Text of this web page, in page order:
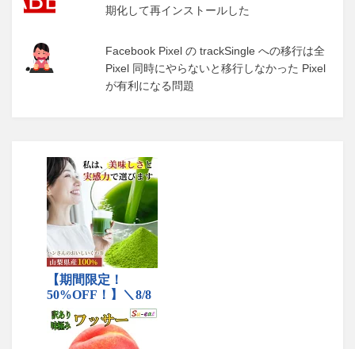
期化して再インストールした
Facebook Pixel の trackSingle への移行は全
Pixel 同時にやらないと移行しなかった Pixel
が有利になる問題